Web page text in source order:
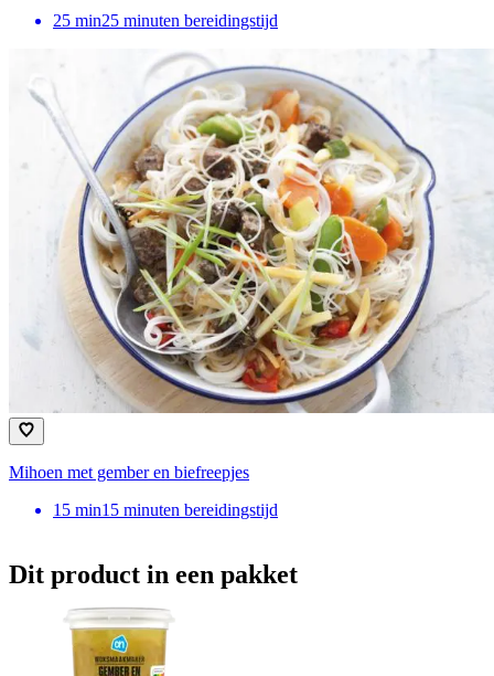
25 min25 minuten bereidingstijd
Mihoen met gember en biefreepjes
15 min15 minuten bereidingstijd
Dit product in een pakket